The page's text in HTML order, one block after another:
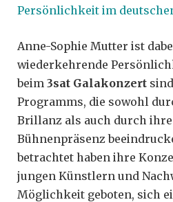
Persönlichkeit im
Anne-Sophie Mutter ist
wiederkehrende
beim 3sat Galakonzert
Programms, die sowohl
Brillanz als auch durch
Bühnenpräsenz
betrachtet haben ihre
jungen Künstlern und
Möglichkeit geboten, sich